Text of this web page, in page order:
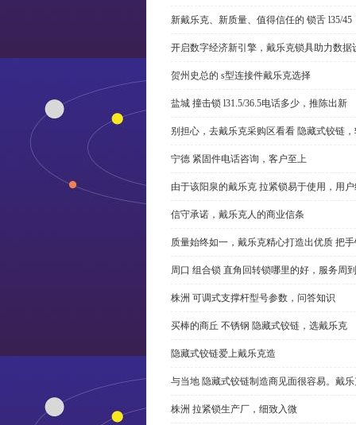
新戴乐克、新质量、值得信任的 锁舌 l35/45
开启数字经济新引擎，戴乐克锁具助力数据
贺州史总的 s型连接件戴乐克选择
盐城 撞击锁 l31.5/36.5电话多少，推陈出新
别担心，去戴乐克采购区看看 隐藏式铰链
宁德 紧固件电话咨询，客户至上
由于该阳泉的戴乐克 拉紧锁易于使用，用
信守承诺，戴乐克人的商业信条
质量始终如一，戴乐克精心打造出优质 把
周口 组合锁 直角回转锁哪里的好，服务周到
株洲 可调式支撑杆型号参数，问答知识
买棒的商丘 不锈钢 隐藏式铰链，选戴乐克
隐藏式铰链爱上戴乐克造
与当地 隐藏式铰链制造商见面很容易。戴
株洲 拉紧锁生产厂，细致入微